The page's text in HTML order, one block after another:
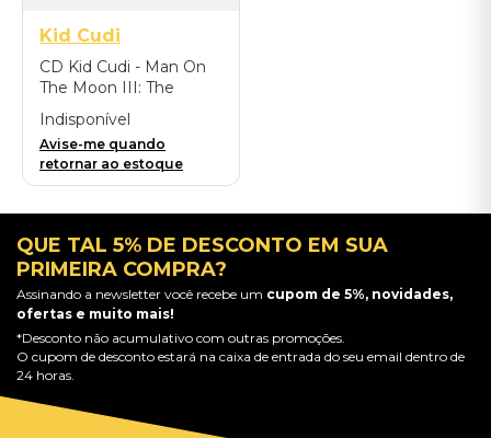
Kid Cudi
CD Kid Cudi - Man On
The Moon III: The
Chosen - Importado
Indisponível
Avise-me quando
retornar ao estoque
QUE TAL 5% DE DESCONTO EM SUA
PRIMEIRA COMPRA?
Assinando a newsletter você recebe um cupom de 5%, novidades,
ofertas e muito mais!
*Desconto não acumulativo com outras promoções.
O cupom de desconto estará na caixa de entrada do seu email dentro de
24 horas.